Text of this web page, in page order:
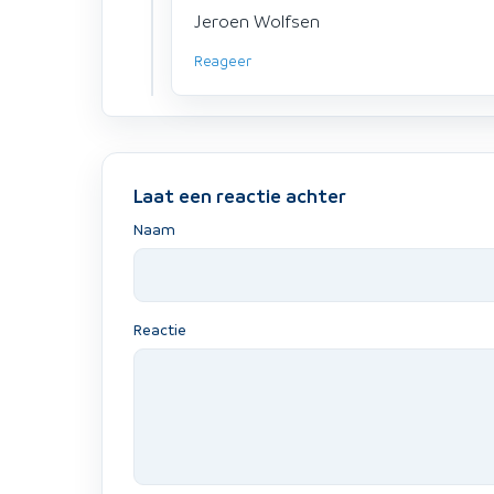
Jeroen Wolfsen
Reageer
Laat een reactie achter
Naam
Reactie